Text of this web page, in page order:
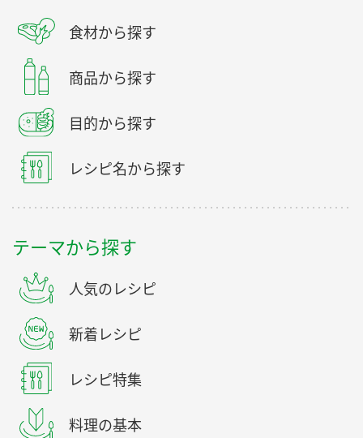
食材から探す
商品から探す
目的から探す
レシピ名から探す
テーマから探す
人気のレシピ
新着レシピ
レシピ特集
料理の基本